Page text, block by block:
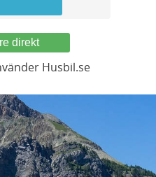
direkt
Husbil.se